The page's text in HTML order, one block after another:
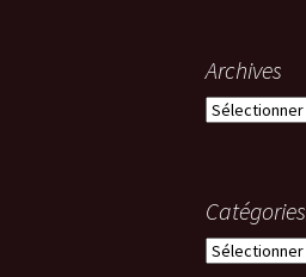
Archives
Archives
Catégories
Catégories